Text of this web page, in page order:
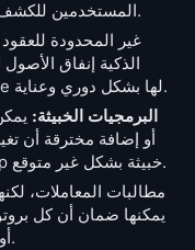
المستخدمين للكشف عن العبارات أو توقيع معاملات ضارة.
الذكية إنفاق
الأذونات القديمة وإجراء عملية revoke لها بشكل دوري وعناية.
البرمجيات الخبيثة:
أو إضافة مخترقة أن
توجيه المستخدمين إلى واجهات dApp خبيثة بشكل غير متوقع.
يمكنها ضمان أن كل
أو خالي من الشفرات القابلة للاستغلال.